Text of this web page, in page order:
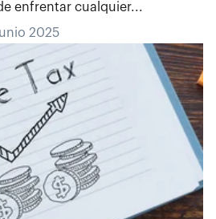
enfrentar cualquier...
2025